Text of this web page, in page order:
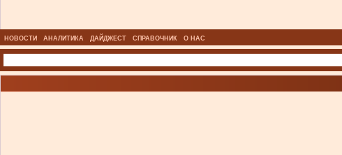
НОВОСТИ АНАЛИТИКА ДАЙДЖЕСТ СПРАВОЧНИК О НАС